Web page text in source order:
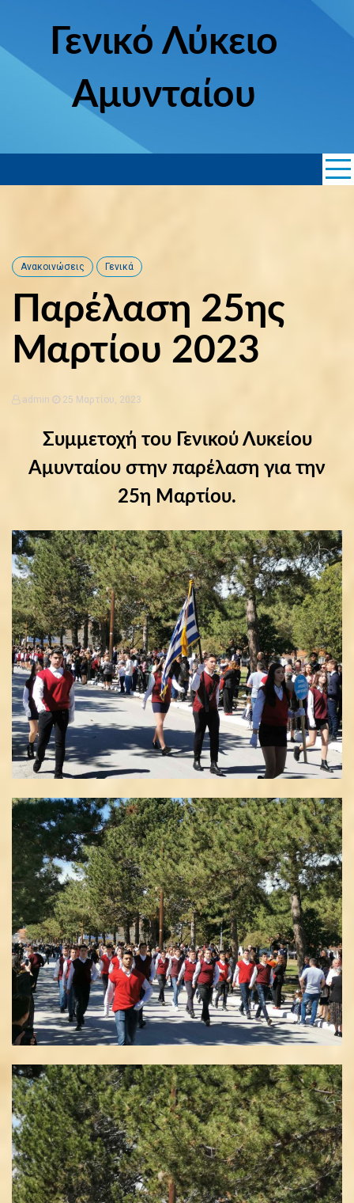
content
Γενικό Λύκειο
Αμυνταίου
Ανακοινώσεις Γενικά
Παρέλαση 25ης
Μαρτίου 2023
admin 25 Μαρτίου, 2023
Συμμετοχή του Γενικού Λυκείου
Αμυνταίου στην παρέλαση για την
25η Μαρτίου.